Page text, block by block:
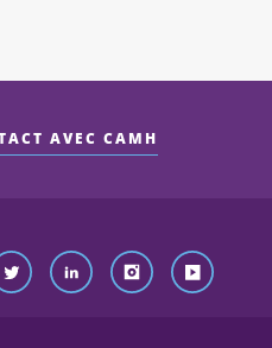
AVEC CAMH